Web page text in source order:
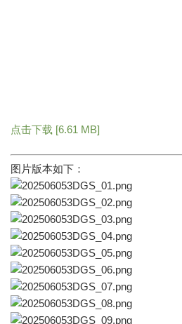
点击下载 [6.61 MB]
图片版本如下：